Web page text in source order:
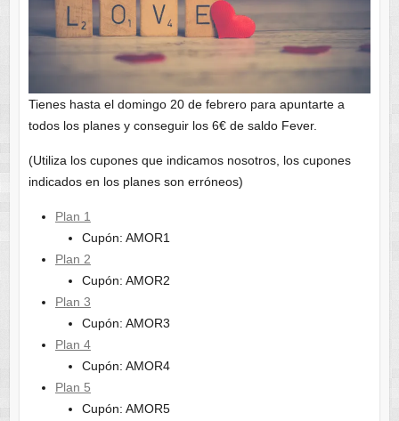
Tienes hasta el domingo 20 de febrero para apuntarte a
todos los planes y conseguir los 6€ de saldo Fever.
(Utiliza los cupones que indicamos nosotros, los cupones
indicados en los planes son erróneos)
Plan 1
Cupón: AMOR1
Plan 2
Cupón: AMOR2
Plan 3
Cupón: AMOR3
Plan 4
Cupón: AMOR4
Plan 5
Cupón: AMOR5